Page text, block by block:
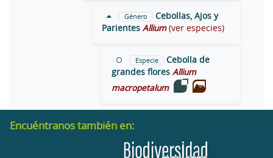
Género
Cebollas, Ajos y
Parientes Allium (ver especies)
Especie
Cebolla de
grandes flores Allium
macropetalum
Encuéntranos también en: